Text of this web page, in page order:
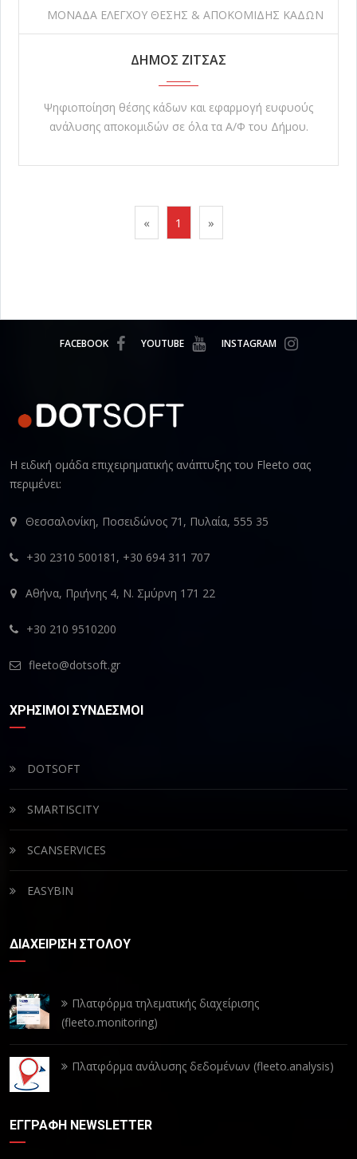
ΜΟΝΑΔΑ ΕΛΕΓΧΟΥ ΘΕΣΗΣ & ΑΠΟΚΟΜΙΔΗΣ ΚΑΔΩΝ
ΔΗΜΟΣ ΖΙΤΣΑΣ
Ψηφιοποίηση θέσης κάδων και εφαρμογή ευφυούς
ανάλυσης αποκομιδών σε όλα τα Α/Φ του Δήμου.
« 1 »
FACEBOOK YOUTUBE INSTAGRAM
Η ειδική ομάδα επιχειρηματικής ανάπτυξης του Fleeto σας
περιμένει:
Θεσσαλονίκη, Ποσειδώνος 71, Πυλαία, 555 35
+30 2310 500181, +30 694 311 707
Αθήνα, Πριήνης 4, Ν. Σμύρνη 171 22
+30 210 9510200
fleeto@dotsoft.gr
ΧΡΗΣΙΜΟΙ ΣΥΝΔΕΣΜΟΙ
DOTSOFT
SMARTISCITY
SCANSERVICES
EASYBIN
ΔΙΑΧΕΙΡΙΣΗ ΣΤΟΛΟΥ
Πλατφόρμα τηλεματικής διαχείρισης
(fleeto.monitoring)
Πλατφόρμα ανάλυσης δεδομένων (fleeto.analysis)
ΕΓΓΡΑΦΗ NEWSLETTER